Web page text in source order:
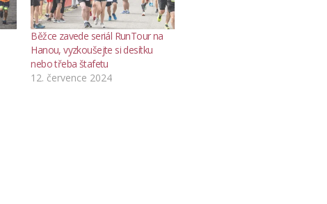
Běžce zavede seriál RunTour na
Hanou, vyzkoušejte si desítku
nebo třeba štafetu
12. července 2024